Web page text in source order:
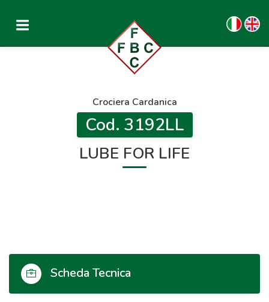
Crociera Cardanica
Cod. 3192LL
LUBE FOR LIFE
Scheda Tecnica